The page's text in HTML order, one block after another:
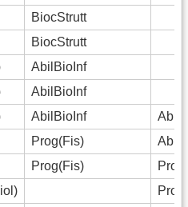
BiocStrutt
BiocStrutt
AbilBioInf
AbilBioInf
AbilBioInf
Prog(Fis)
Prog(Fis)